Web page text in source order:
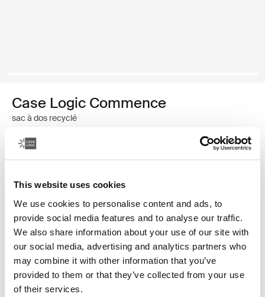
This website uses cookies
We use cookies to personalise content and ads, to
provide social media features and to analyse our traffic.
We also share information about your use of our site with
our social media, advertising and analytics partners who
may combine it with other information that you’ve
provided to them or that they’ve collected from your use
of their services.
Case Logic Commence
sac à dos recyclé
44,99 €
Couleur
Case Logic Commence Recycled Backpack Vert hawthorne
Case Logic Commence Recycled Backpack Sugared Peach
Case Logic Commence Recycled Backpack Boulder Beige
Case Logic Commence Recycled Backpack Glowing
Case Logic Commence Recycled Backpack Navy
Case Logic Commence Recycled Backpack
Case Logic Commence Recycled
Case Logic Commence Recycled